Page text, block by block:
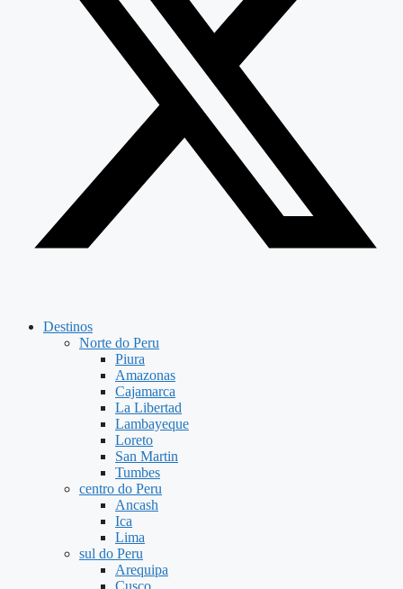
Destinos
Norte do Peru
Piura
Amazonas
Cajamarca
La Libertad
Lambayeque
Loreto
San Martin
Tumbes
centro do Peru
Ancash
Ica
Lima
sul do Peru
Arequipa
Cusco